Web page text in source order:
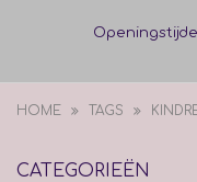
HOME TAGS
CATEGORIEËN